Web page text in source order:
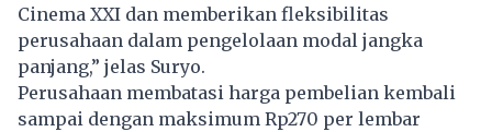
Cinema XXI dan memberikan fleksibilitas
perusahaan dalam pengelolaan modal jangka
panjang,” jelas Suryo.
Perusahaan membatasi harga pembelian kembali
sampai dengan maksimum Rp270 per lembar